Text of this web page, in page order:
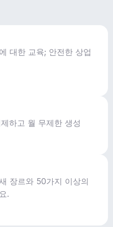
대한 교육; 안전한 상업
하고 월 무제한 생성
장르와 50가지 이상의
.